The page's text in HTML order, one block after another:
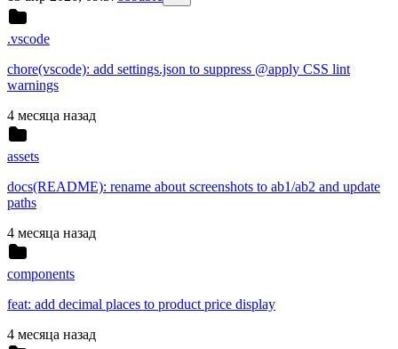
.vscode
chore(vscode): add settings.json to suppress @apply CSS lint
warnings
4 месяца назад
assets
docs(README): rename about screenshots to ab1/ab2 and update
paths
4 месяца назад
components
feat: add decimal places to product price display
4 месяца назад